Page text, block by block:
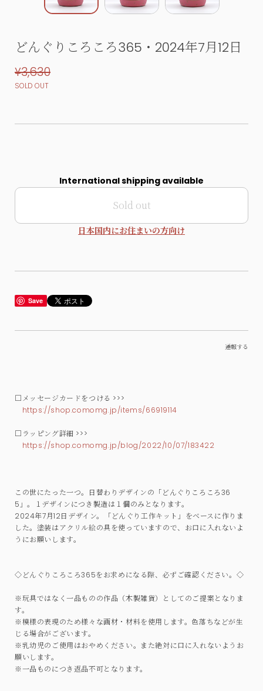
どんぐりころころ365・2024年7月12日
¥3,630
SOLD OUT
International shipping available
Sold out
日本国内にお住まいの方向け
Save
通報する
□メッセージカードをつける >>>
https://shop.comomg.jp/items/66919114
□ラッピング詳細 >>>
https://shop.comomg.jp/blog/2022/10/07/183422
この世にたった一つ。日替わりデザインの「どんぐりころころ36
5」。１デザインにつき製造は１個のみとなります。
2024年7月12日デザイン。「どんぐり工作キット」をベースに作りま
した。塗装はアクリル絵の具を使っていますので、お口に入れないよ
うにお願いします。
◇どんぐりころころ365をお求めになる際、必ずご確認ください。◇
※玩具ではなく一品ものの作品（木製雑貨）としてのご提案となりま
す。
※模様の表現のため様々な画材・材料を使用します。色落ちなどが生
じる場合がございます。
※乳幼児のご使用はおやめください。また絶対に口に入れないようお
願いします。
※一品ものにつき返品不可となります。